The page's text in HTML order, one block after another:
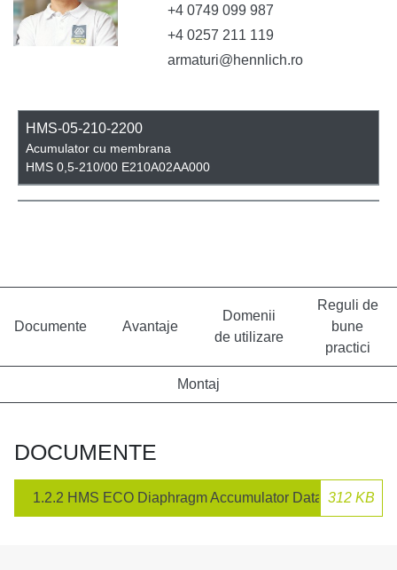
+4 0749 099 987
+4 0257 211 119
armaturi@hennlich.ro
HMS-05-210-2200
Acumulator cu membrana
HMS 0,5-210/00 E210A02AA000
Documente Avantaje
Domenii
de utilizare
Reguli de
bune
practici
Montaj
DOCUMENTE
1.2.2 HMS ECO Diaphragm Accumulator Data Sheet.pdf
312 KB